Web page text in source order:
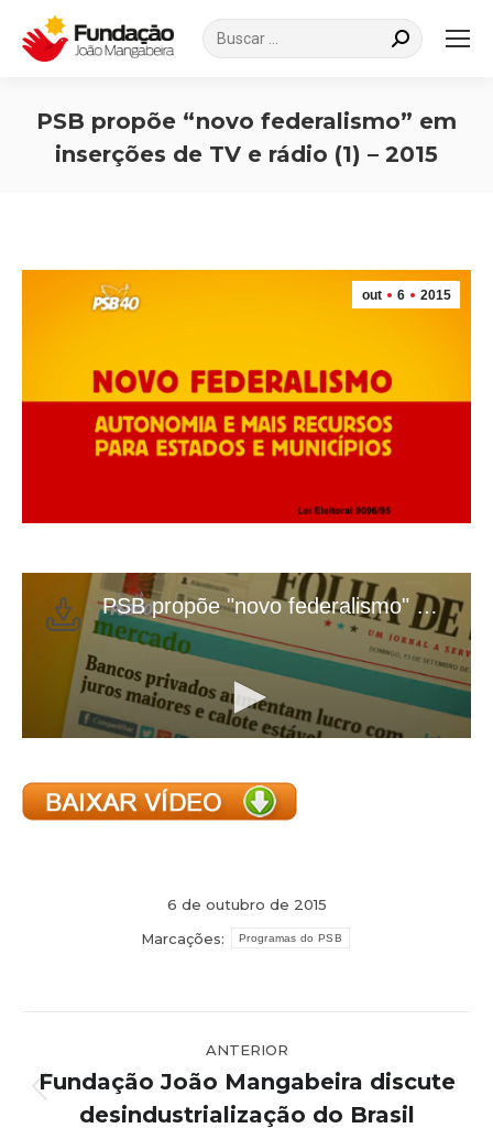
Search:
PSB propõe “novo federalismo” em
inserções de TV e rádio (1) – 2015
out 6 2015
6 de outubro de 2015
Marcações:
Programas do PSB
de
post:
ANTERIOR
Post
anterior:
Fundação João Mangabeira discute
desindustrialização do Brasil